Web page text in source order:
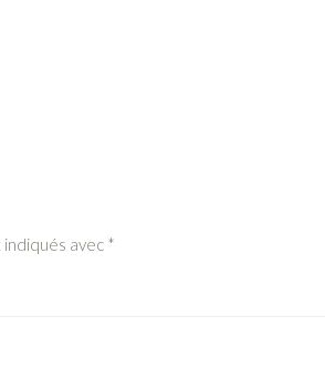
indiqués avec *